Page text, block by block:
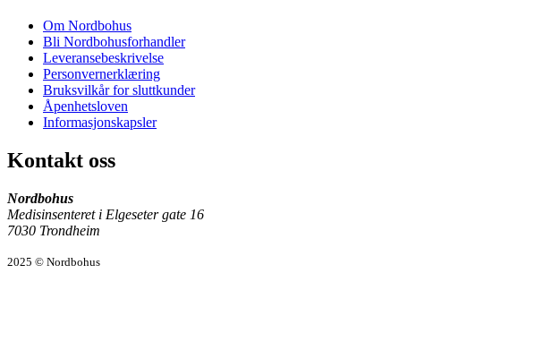
Om Nordbohus
Bli Nordbohusforhandler
Leveransebeskrivelse
Personvernerklæring
Bruksvilkår for sluttkunder
Åpenhetsloven
Informasjonskapsler
Kontakt oss
Nordbohus
Medisinsenteret i Elgeseter gate 16
7030 Trondheim
2025 © Nordbohus